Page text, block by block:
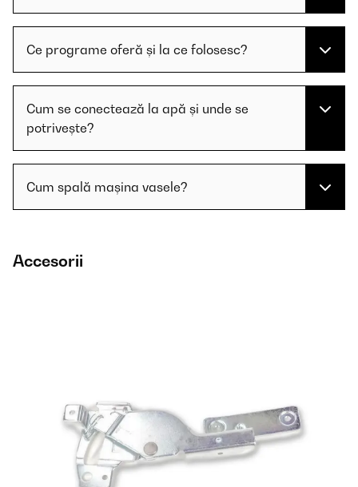
Ce programe oferă și la ce folosesc?
Cum se conectează la apă și unde se
potrivește?
Cum spală mașina vasele?
Accesorii